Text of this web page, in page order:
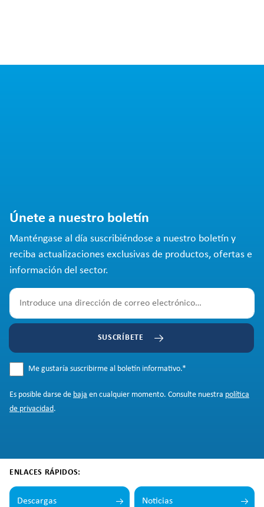
Únete a nuestro boletín
Manténgase al día suscribiéndose a nuestro boletín y
reciba actualizaciones exclusivas de productos, ofertas e
información del sector.
SUSCRÍBETE
Me gustaría suscribirme al boletín informativo.*
Es posible darse de baja en cualquier momento. Consulte nuestra política
de privacidad.
ENLACES RÁPIDOS:
Descargas Noticias